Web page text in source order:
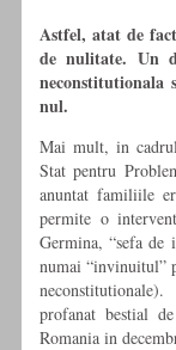
Astfel, atat de
de nulitate. Un
neconstitutionala
nul.
Mai mult, in
Stat pentru
anuntat familiile
permite o
Germina, “sefa
numai “invinuitul”
profanat bestial
Romania in